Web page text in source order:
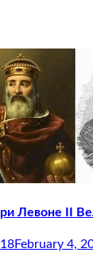
Левоне II
February 4,